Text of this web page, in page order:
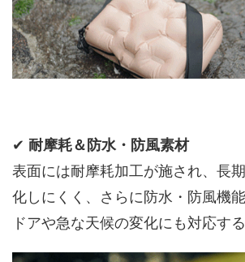
✔ 耐摩耗＆防水・防風素材
表面には耐摩耗加工が施され、長
化しにくく、さらに防水・防風機
ドアや急な天候の変化にも対応す